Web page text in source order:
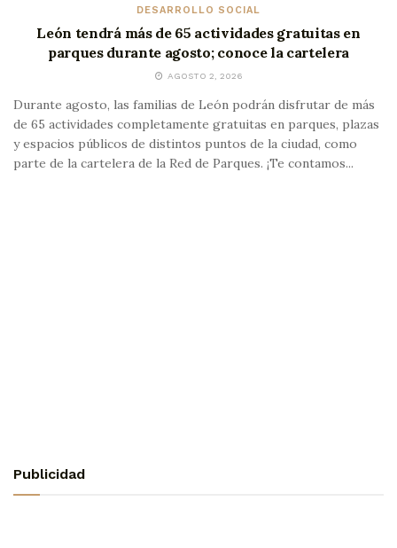
DESARROLLO SOCIAL
León tendrá más de 65 actividades gratuitas en
parques durante agosto; conoce la cartelera
AGOSTO 2, 2026
Durante agosto, las familias de León podrán disfrutar de más
de 65 actividades completamente gratuitas en parques, plazas
y espacios públicos de distintos puntos de la ciudad, como
parte de la cartelera de la Red de Parques. ¡Te contamos...
Publicidad